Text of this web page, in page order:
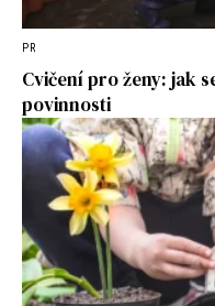
PR
Cvičení pro ženy: jak
povinnosti